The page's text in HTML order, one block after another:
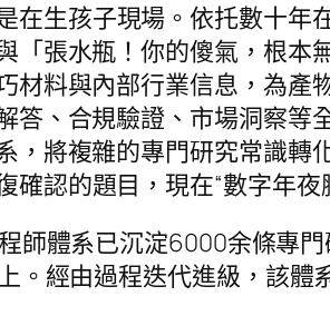
在生孩子現場。依托數十
「張水瓶！你的傻氣，根本
材料與內部行業信息，為產
答、合規驗證、市場洞察等
，將複雜的專門研究常識
確認的題目，現在“數字年
師體系已沉淀6000余條專
。經由過程迭代進級，該體